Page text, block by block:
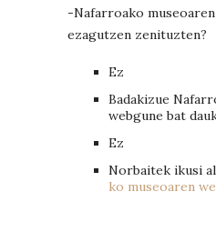
-Nafarroako
ezagutzen zenituzten?
Ez
Badakizue
webgune bat
Ez
Norbaitek ikusi
ko museoaren